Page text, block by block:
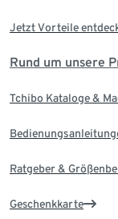
Jetzt Vorteile
Rund um unsere
Tchibo Kataloge &
Ratgeber &
Geschenkkarte